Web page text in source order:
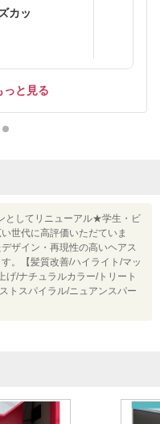
カッ
っと見る
としてリニューアル★学生・ビ
世代に高評価いただていま
ザイン・再現性の高いヘアス
。【髪質改善/ハイライト/マッ
げ/ナチュラルカラー/トリート
トスパイラル/ニュアンスパー